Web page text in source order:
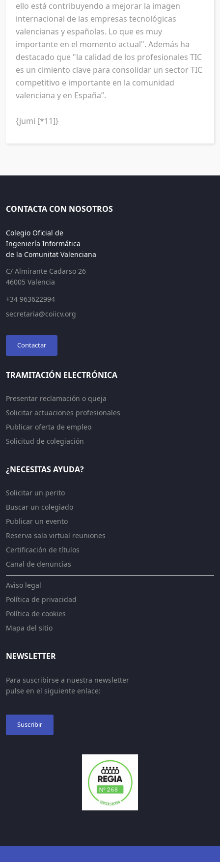
ello está contribuyendo a mejorar la imagen
internacional de las empresas tecnológicas
valencianas y españolas. Lo que es muy
importante en el momento actual". Además ha
destacado que "la calidad de los profesionales TIC
es un cimiento clave para consolidar un sector TIC
competitivo e importante en la comunidad
valenciana y en España”.
{jumi [*11]}
CONTACTA CON NOSOTROS
Colegio Oficial de
Ingeniería Informática
de la Comunitat Valenciana
C/ Almirante Cadarso 26
46005 Valencia
+34 963622994
secretaria@coiicv.org
Contactar
TRAMITACIÓN ELECTRÓNICA
Presentar reclamación o queja
Solicitar actuaciones profesionales
Publicar oferta de empleo
Solicitud de colegiación
¿NECESITAS AYUDA?
Solicitar un perito
Buscar un colegiado
Publicar un evento
Reserva sala virtual reuniones
Certificación de títulos
Canal de denuncias
Aviso legal
Política de privacidad
Política de cookies
Mapa del sitio
NEWSLETTER
Para suscribirse a nuestra newsletter
pulse en el siguiente enlace:
Suscribir